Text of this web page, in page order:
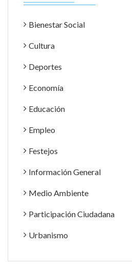
Bienestar Social
Cultura
Deportes
Economía
Educación
Empleo
Festejos
Información General
Medio Ambiente
Participación Ciudadana
Urbanismo